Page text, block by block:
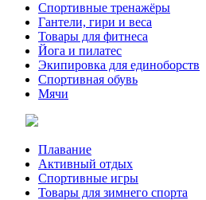
Спортивные тренажёры
Гантели, гири и веса
Товары для фитнеса
Йога и пилатес
Экипировка для единоборств
Спортивная обувь
Мячи
Плавание
Активный отдых
Спортивные игры
Товары для зимнего спорта